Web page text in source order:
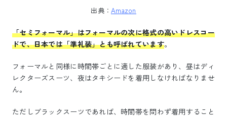
出典：Amazon
「セミフォーマル」はフォーマルの次に格式の高いドレスコー
ドで、日本では「準礼装」とも呼ばれています。
フォーマルと同様に時間帯ごとに適した服装があり、昼はディ
レクターズスーツ、夜はタキシードを着用しなければなりませ
ん。
ただしブラックスーツであれば、時間帯を問わず着用すること